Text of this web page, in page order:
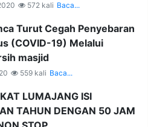
572 kali Baca...
Turut Cegah Penyebaran
(COVID-19) Melalui
masjid
559 kali Baca...
LUMAJANG ISI
TAHUN DENGAN 50 JAM